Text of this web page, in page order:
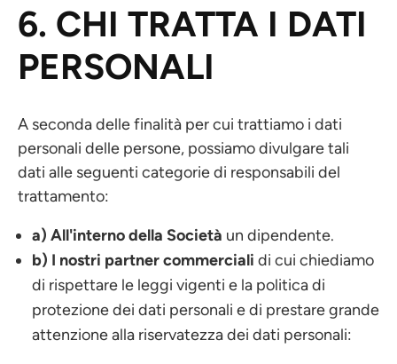
6. CHI TRATTA I DATI
PERSONALI
A seconda delle finalità per cui trattiamo i dati
personali delle persone, possiamo divulgare tali
dati alle seguenti categorie di responsabili del
trattamento:
a) All'interno della Società un dipendente.
b) I nostri partner commerciali di cui chiediamo
di rispettare le leggi vigenti e la politica di
protezione dei dati personali e di prestare grande
attenzione alla riservatezza dei dati personali: